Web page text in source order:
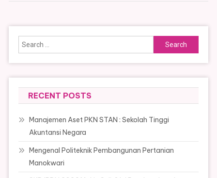
Search
for:
RECENT POSTS
Manajemen Aset PKN STAN : Sekolah Tinggi
Akuntansi Negara
Mengenal Politeknik Pembangunan Pertanian
Manokwari